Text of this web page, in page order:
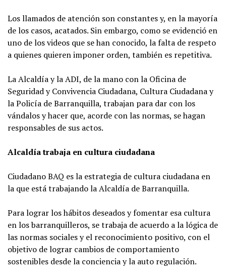
Los llamados de atención son constantes y, en la mayoría
de los casos, acatados. Sin embargo, como se evidenció en
uno de los videos que se han conocido, la falta de respeto
a quienes quieren imponer orden, también es repetitiva.
La Alcaldía y la ADI, de la mano con la Oficina de
Seguridad y Convivencia Ciudadana, Cultura Ciudadana y
la Policía de Barranquilla, trabajan para dar con los
vándalos y hacer que, acorde con las normas, se hagan
responsables de sus actos.
Alcaldía trabaja en cultura ciudadana
Ciudadano BAQ es la estrategia de cultura ciudadana en
la que está trabajando la Alcaldía de Barranquilla.
Para lograr los hábitos deseados y fomentar esa cultura
en los barranquilleros, se trabaja de acuerdo a la lógica de
las normas sociales y el reconocimiento positivo, con el
objetivo de lograr cambios de comportamiento
sostenibles desde la conciencia y la auto regulación.